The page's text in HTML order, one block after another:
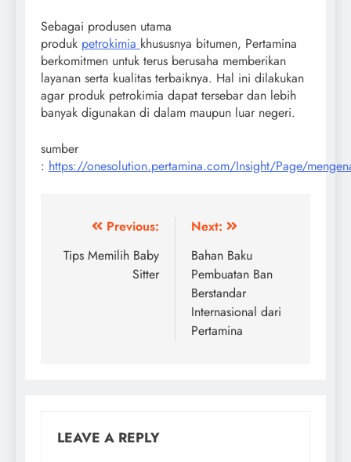
Sebagai produsen utama
produk petrokimia khususnya bitumen, Pertamina
berkomitmen untuk terus berusaha memberikan
layanan serta kualitas terbaiknya. Hal ini dilakukan
agar produk petrokimia dapat tersebar dan lebih
banyak digunakan di dalam maupun luar negeri.
sumber
: https://onesolution.pertamina.com/Insight/Page/
navigation
Previous:
Tips Memilih Baby
Sitter
Next:
Bahan Baku
Pembuatan Ban
Berstandar
Internasional dari
Pertamina
LEAVE A REPLY